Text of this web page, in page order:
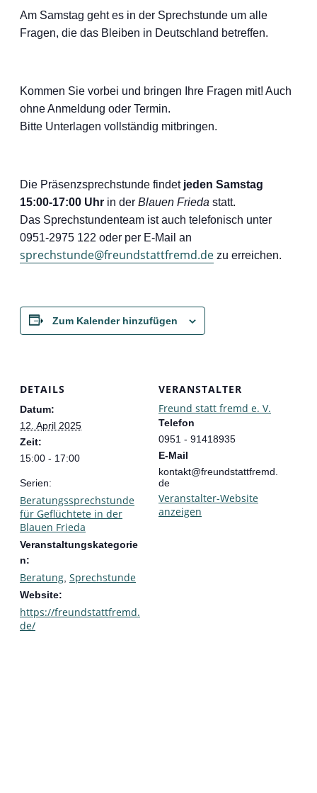
Am Samstag geht es in der Sprechstunde um alle
Fragen, die das Bleiben in Deutschland betreffen.
Kommen Sie vorbei und bringen Ihre Fragen mit! Auch
ohne Anmeldung oder Termin.
Bitte Unterlagen vollständig mitbringen.
Die Präsenzsprechstunde findet jeden Samstag
15:00-17:00 Uhr in der Blauen Frieda statt.
Das Sprechstundenteam ist auch telefonisch unter
0951-2975 122 oder per E-Mail an
sprechstunde@freundstattfremd.de zu erreichen.
Zum Kalender hinzufügen
DETAILS
Datum:
12. April 2025
Zeit:
15:00 - 17:00
Serien:
Beratungssprechstunde
für Geflüchtete in der
Blauen Frieda
Veranstaltungskategorie
n:
Beratung Sprechstunde
Website:
https://freundstattfremd.
de/
VERANSTALTER
Freund statt fremd e. V.
Telefon
0951 - 91418935
E-Mail
kontakt@freundstattfremd.
de
Veranstalter-Website
anzeigen